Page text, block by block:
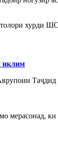
хурди
иқлим